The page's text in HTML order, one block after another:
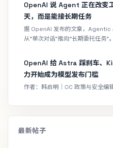
OpenAI 说 Agent 正在改变
天，而是能接长期任务
据 OpenAI 发布的文章，Agentic
从“单次对话”推向“长期委托任务”
OpenAI 给 Astra 踩刹车、
力开始成为模型发布门槛
作者：韩启明｜OC 政策与安全编
最新帖子